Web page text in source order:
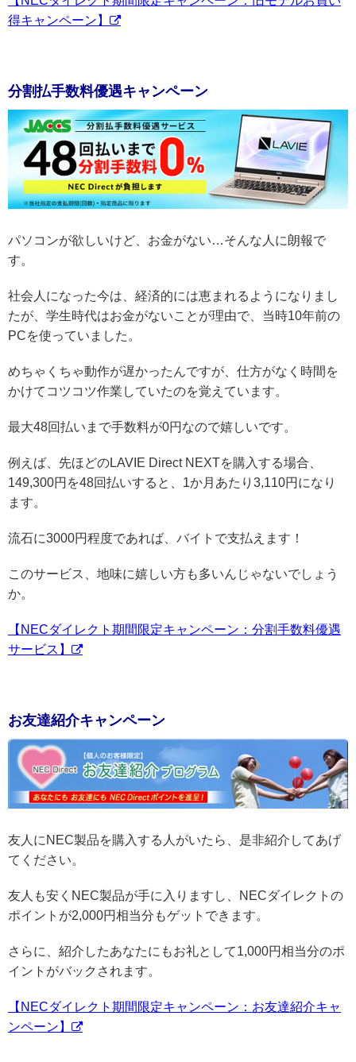
得キャンペーン】
分割払手数料優遇キャンペーン
パソコンが欲しいけど、お金がない…そんな人に朗報で
す。
社会人になった今は、経済的には恵まれるようになりまし
たが、学生時代はお金がないことが理由で、当時10年前の
PCを使っていました。
めちゃくちゃ動作が遅かったんですが、仕方がなく時間を
かけてコツコツ作業していたのを覚えています。
最大48回払いまで手数料が0円なので嬉しいです。
例えば、先ほどのLAVIE Direct NEXTを購入する場合、
149,300円を48回払いすると、1か月あたり3,110円になり
ます。
流石に3000円程度であれば、バイトで支払えます！
このサービス、地味に嬉しい方も多いんじゃないでしょう
か。
【NECダイレクト期間限定キャンペーン：分割手数料優遇
サービス】
お友達紹介キャンペーン
友人にNEC製品を購入する人がいたら、是非紹介してあげ
てください。
友人も安くNEC製品が手に入りますし、NECダイレクトの
ポイントが2,000円相当分もゲットできます。
さらに、紹介したあなたにもお礼として1,000円相当分のポ
イントがバックされます。
【NECダイレクト期間限定キャンペーン：お友達紹介キャ
ンペーン】